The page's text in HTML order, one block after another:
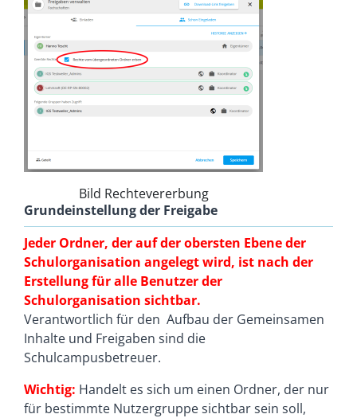
Bild Rechtevererbung
Grundeinstellung der Freigabe
Jeder Ordner, der auf der obersten Ebene der
Schulorganisation angelegt wird, ist nach der
Erstellung für alle Benutzer der
Schulorganisation sichtbar.
Verantwortlich für den Aufbau der Gemeinsamen
Inhalte und Freigaben sind die
Schulcampusbetreuer.
Wichtig: Handelt es sich um einen Ordner, der nur
für bestimmte Nutzergruppe sichtbar sein soll,